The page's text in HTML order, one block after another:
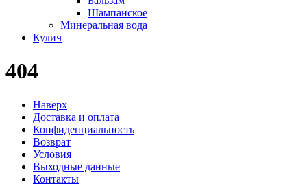
Шампанское
Минеральная вода
Кулич
404
Наверх
Доставка и оплата
Конфиденциальность
Возврат
Условия
Выходные данные
Контакты